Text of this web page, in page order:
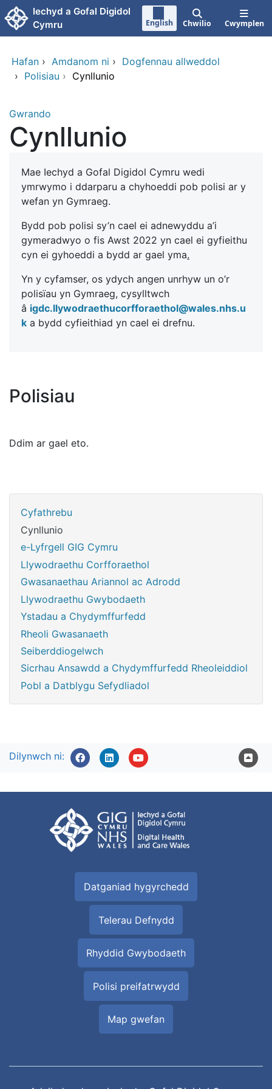
Neidio i'r prif gynnwy
Iechyd a Gofal Digidol
Cymru
English Chwilio Cwymplen
Hafan › Amdanom ni › Dogfennau allweddol
› Polisiau › Cynllunio
Gwrando
Cynllunio
Mae Iechyd a Gofal Digidol Cymru wedi
ymrwymo i ddarparu a chyhoeddi pob polisi ar y
wefan yn Gymraeg.
Bydd pob polisi sy’n cael ei adnewyddu a’i
gymeradwyo o fis Awst 2022 yn cael ei gyfieithu
cyn ei gyhoeddi a bydd ar gael yma.
Yn y cyfamser, os ydych angen unrhyw un o’r
polisïau yn Gymraeg, cysylltwch
â igdc.llywodraethucorfforaethol@wales.nhs.u
k a bydd cyfieithiad yn cael ei drefnu.
Polisiau
Ddim ar gael eto.
Cyfathrebu
Cynllunio
e-Lyfrgell GIG Cymru
Llywodraethu Corfforaethol
Gwasanaethau Ariannol ac Adrodd
Llywodraethu Gwybodaeth
Ystadau a Chydymffurfedd
Rheoli Gwasanaeth
Seiberddiogelwch
Sicrhau Ansawdd a Chydymffurfedd Rheoleiddiol
Pobl a Datblygu Sefydliadol
Dilynwch ni:
Datganiad hygyrchedd
Telerau Defnydd
Rhyddid Gwybodaeth
Polisi preifatrwydd
Map gwefan